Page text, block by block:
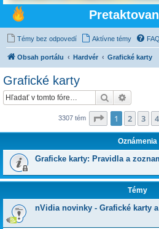
Témy bez odpovedí Aktívne témy FAQ
Obsah portálu Hardvér Grafické karty
Grafické karty
Hľadať
3307 tém Strana z83
1 2 3 4
Oznámenia
Graficke karty: Pravidla a
Témy
nVidia novinky - Grafické karty